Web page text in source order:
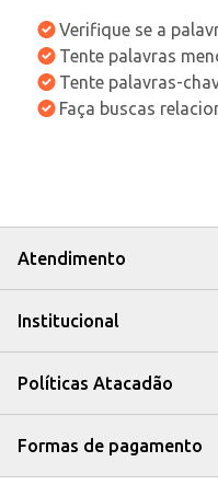
Verifique se a
Tente palavras
Tente palavras-
Faça buscas
Atendimento
Institucional
Políticas Atacadão
Formas de pagamento